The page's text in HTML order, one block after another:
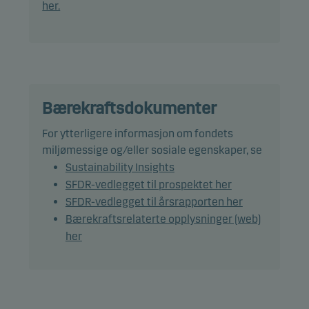
Anbefaling: Dette fondet egner seg muligens ikke
for investorer med kortere investeringshorisont
enn 3 år.
her.
Bærekraftsdokumenter
For ytterligere informasjon om fondets
miljømessige og/eller sosiale egenskaper, se
Sustainability Insights
SFDR-vedlegget til prospektet her
SFDR-vedlegget til årsrapporten her
Bærekraftsrelaterte opplysninger (web)
her